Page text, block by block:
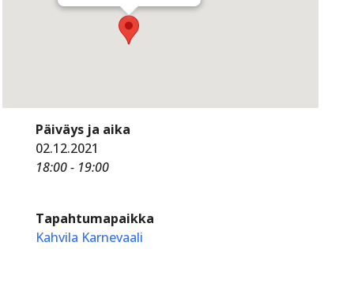
Päiväys ja aika
02.12.2021
18:00 - 19:00
Tapahtumapaikka
Kahvila Karnevaali